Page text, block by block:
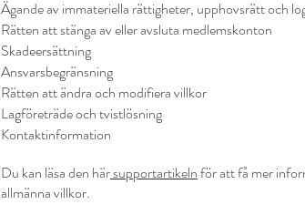
Ägande av immateriella rättigheter, upphovsrätt och
Rätten att stänga av eller avsluta medlemskonton
Skadeersättning
Ansvarsbegränsning
Rätten att ändra och modifiera villkor
Lagföreträde och tvistlösning
Kontaktinformation
Du kan läsa den härsupportartikelnför att få mer
allmänna villkor.